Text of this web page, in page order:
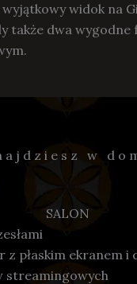
widok na
także dwa wygodne
w
SALON
z płaskim ekranem i
streamingowych